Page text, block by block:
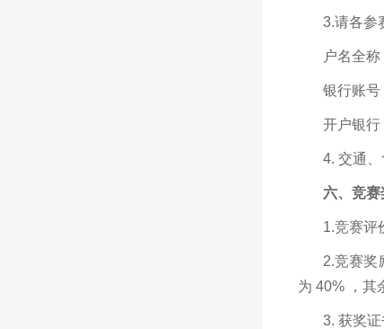
3.请各参
户名全
银行账
开户银行
4. 交通、
六、竞赛
1.竞赛评
2.竞赛奖
为 40% ，其
3. 获奖